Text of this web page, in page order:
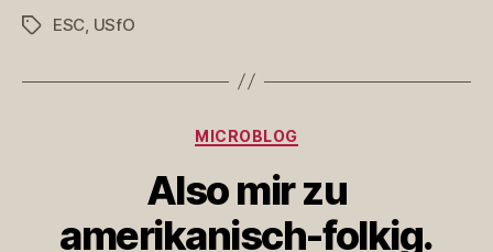
Schlagwörter
ESC USfO
Kategorien
MICROBLOG
Also mir zu
amerikanisch-folkig.